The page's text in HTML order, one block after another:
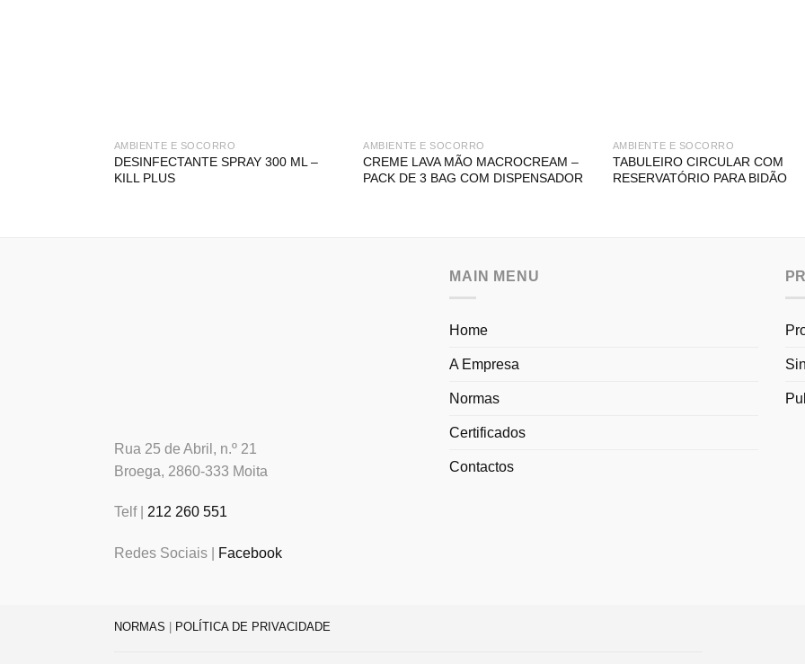
AMBIENTE E SOCORRO
DESINFECTANTE SPRAY 300 ML –
KILL PLUS
AMBIENTE E SOCORRO
CREME LAVA MÃO MACROCREAM –
PACK DE 3 BAG COM DISPENSADOR
AMBIENTE E SOCORRO
TABULEIRO CIRCULAR COM
RESERVATÓRIO PARA BIDÃO
Rua 25 de Abril, n.º 21
Broega, 2860-333 Moita
Telf | 212 260 551
Redes Sociais | Facebook
MAIN MENU
Home
A Empresa
Normas
Certificados
Contactos
NORMAS POLÍTICA DE PRIVACIDADE